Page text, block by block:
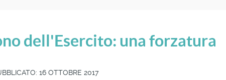
dell'Esercito: una forzatura
16 OTTOBRE 2017